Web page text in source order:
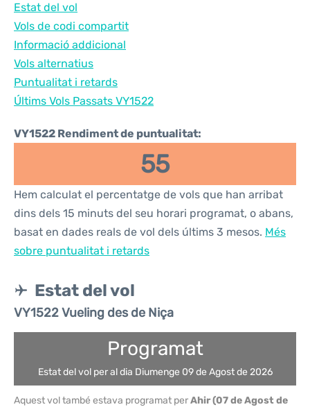
Estat del vol
Vols de codi compartit
Informació addicional
Vols alternatius
Puntualitat i retards
Últims Vols Passats VY1522
VY1522 Rendiment de puntualitat:
55
Hem calculat el percentatge de vols que han arribat
dins dels 15 minuts del seu horari programat, o abans,
basat en dades reals de vol dels últims 3 mesos. Més
sobre puntualitat i retards
Estat del vol
VY1522 Vueling des de Niça
Programat
Estat del vol per al dia Diumenge 09 de Agost de 2026
Aquest vol també estava programat perAhir (07 de Agost de